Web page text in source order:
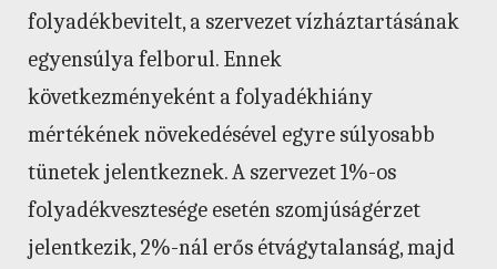
folyadékbevitelt, a szervezet vízháztartásának
egyensúlya felborul. Ennek
következményeként a folyadékhiány
mértékének növekedésével egyre súlyosabb
tünetek jelentkeznek. A szervezet 1%-os
folyadékvesztesége esetén szomjúságérzet
jelentkezik, 2%-nál erős étvágytalanság, majd